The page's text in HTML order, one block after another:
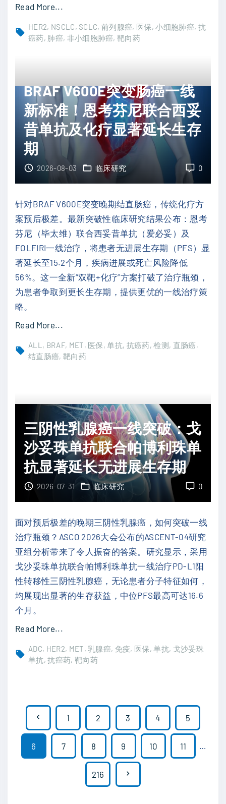
"贝
组
替
耐
药
，
最
新
临
床
疗
效
与
安
全
数
据
Read More..."
癌
靶
向
治
疗
新
突
破
0
2
6
S
C
多
款
前
新
药
疗
效
与
副
作
用
深
度
盘
点
"
HER2 NSCLC SCLC 前列腺癌 医保 小细胞肺癌 抗
癌药 肺癌 非小细胞肺癌 靶向药
BRAF V600E突变肠癌一线
新标准！恩考芬尼联合西妥
昔单抗及化疗显著延长生存
期
0
2026-08-03 临床研究
针对BRAF V600E突变晚期结直肠癌，传统化疗方
案预后极差。最新突破性临床研究结果公布：恩考
芬尼（毕太维）联合西妥昔单抗（爱必妥）及
FOLFIRI一线治疗，将患者无进展生存期（PFS）显
著延长至15.2个月，疾病进展或死亡风险降低
56%。这一全新“双靶+化疗”方案打破了治疗瓶颈，
为患者争取到更长生存期，提供更优的一线治疗策
略。
Read More..."
R
6
0
0
E
突
变
肠
一
新
标
准
！
考
芬
尼
西
妥
昔
单
ALL BRAF MET 医保 单抗 抗癌药 检测 直肠癌
结直肠癌 靶向药
三阴性乳腺癌一线突破：戈
沙妥珠单抗联合帕博利珠单
抗显著延长无进展生存期
0
2026-07-31 临床研究
面对预后极差的晚期三阴性乳腺癌，如何突破一线
治疗瓶颈？ASCO 2026大会公布的ASCENT-04研究
亚组分析带来了令人振奋的答案。研究显示，采用
戈沙妥珠单抗联合帕博利珠单抗一线治疗PD-L1阳
性转移性三阴性乳腺癌，无论患者分子特征如何，
均展现出显著的生存获益，中位PFS最高可达16.6
个月。
Read More..."
阴
癌
一
线
突
ADC HER2 MET 乳腺癌 免疫 医保 单抗 戈沙妥珠
单抗 抗癌药 靶向药
文
章
分
P
e
1 2 3 4 5
6 7 8 9 10 11 …
216 N